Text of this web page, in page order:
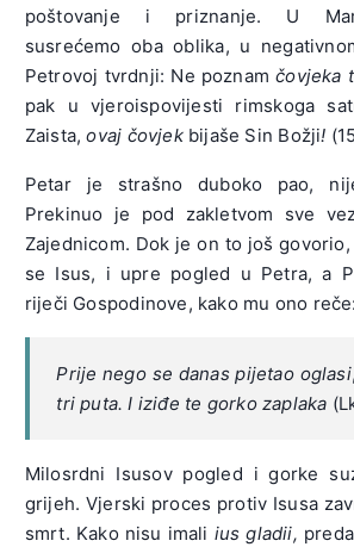
poštovanje i priznanje. U
susrećemo oba oblika, u
Petrovoj tvrdnji: Ne poznam čovjeka
pak u vjeroispovijesti rimskoga
Zaista, ovaj čovjek bijaše Sin Božji!
Petar je strašno duboko pao,
Prekinuo je pod zakletvom sve
Zajednicom. Dok je on to još
se Isus, i upre pogled u Petra, a
riječi Gospodinove, kako mu ono reče:
Prije nego se danas pijetao oglasi,
tri puta. I iziđe te gorko zaplaka
Milosrdni Isusov pogled i gorke
grijeh. Vjerski proces protiv Isusa
smrt. Kako nisu imali ius gladii,